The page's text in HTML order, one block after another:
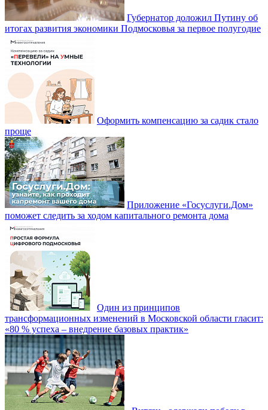
Губернатор доложил Путину об
итогах развития экономики Подмосковья за первое полугодие
Оформить компенсацию за садик стало
проще
Приложение «Госуслуги.Дом»
поможет следить за ходом капитального ремонта дома
Один из принципов
трансформационных изменений в Московской области гласит:
«80 % успеха – внедрение базовых практик»